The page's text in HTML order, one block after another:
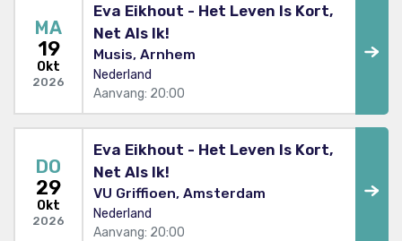
MA
19
Okt
2026
Eva Eikhout - Het Leven Is Kort,
Net Als Ik!
Musis, Arnhem
Nederland
Aanvang: 20:00
DO
29
Okt
2026
Eva Eikhout - Het Leven Is Kort,
Net Als Ik!
VU Griffioen, Amsterdam
Nederland
Aanvang: 20:00